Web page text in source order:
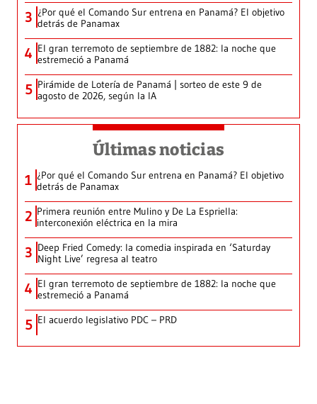
3 ¿Por qué el Comando Sur entrena en Panamá? El objetivo
detrás de Panamax
4 El gran terremoto de septiembre de 1882: la noche que
estremeció a Panamá
5 Pirámide de Lotería de Panamá | sorteo de este 9 de
agosto de 2026, según la IA
Últimas noticias
1 ¿Por qué el Comando Sur entrena en Panamá? El objetivo
detrás de Panamax
2 Primera reunión entre Mulino y De La Espriella:
interconexión eléctrica en la mira
3 Deep Fried Comedy: la comedia inspirada en ‘Saturday
Night Live’ regresa al teatro
4 El gran terremoto de septiembre de 1882: la noche que
estremeció a Panamá
5 El acuerdo legislativo PDC – PRD